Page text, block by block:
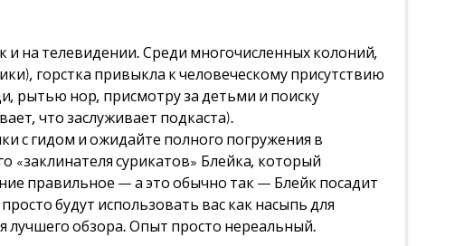
на телевидении. Среди многочисленных колоний,
горстка привыкла к человеческому присутствию
рытью нор, присмотру за детьми и поиску
что заслуживает подкаста).
с гидом и ожидайте полного погружения в
«заклинателя сурикатов» Блейка, который
правильное — а это обычно так — Блейк посадит
будут использовать вас как насыпь для
лучшего обзора. Опыт просто нереальный.